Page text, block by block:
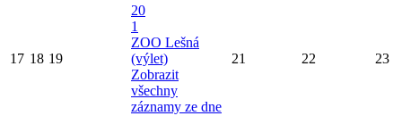
17 18 19
20
1
ZOO Lešná
(výlet)
Zobrazit
všechny
záznamy ze dne
21 22 23